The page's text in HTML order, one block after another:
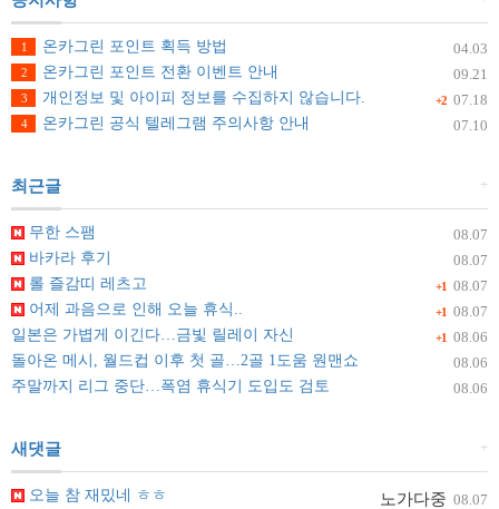
04.03
1
온카그린 포인트 획득 방법
09.21
2 온카그린 포인트 전환 이벤트 안내
+2 07.18
3
개인정보 및 아이피 정보를 수집하지 않습니다.
07.10
4 온카그린 공식 텔레그램 주의사항 안내
+
최근글
08.07
무한 스팸
08.07
바카라 후기
+1 08.07
롤 즐감띠 레츠고
+1 08.07
어제 과음으로 인해 오늘 휴식..
+1 08.06
일본은 가볍게 이긴다…금빛 릴레이 자신
08.06
돌아온 메시, 월드컵 이후 첫 골…2골 1도움 원맨쇼
08.06
주말까지 리그 중단…폭염 휴식기 도입도 검토
+
새댓글
노가다중 08.07
오늘 참 재밌네 ㅎㅎ